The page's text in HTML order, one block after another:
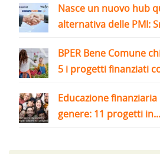
Nasce un nuovo hub
alternativa delle PMI:
BPER Bene Comune
5 i progetti finanziati
Educazione
genere: 11 progetti in...